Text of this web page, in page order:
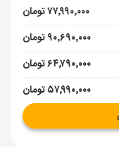
۷۷٬۹۹۰٬۰۰۰ تومان
۹۰٬۶۹۰٬۰۰۰ تومان
۶۴٬۷۹۰٬۰۰۰ تومان
۵۷٬۹۹۰٬۰۰۰ تومان